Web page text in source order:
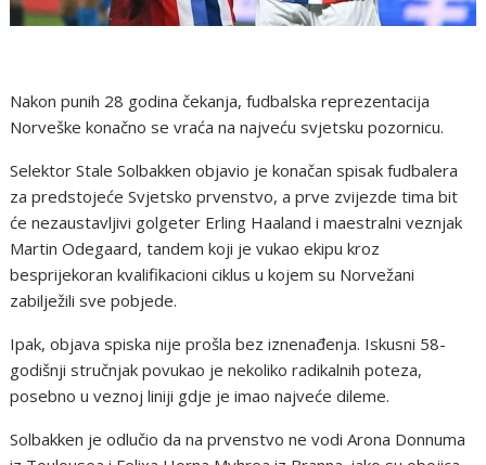
Nakon punih 28 godina čekanja, fudbalska reprezentacija
Norveške konačno se vraća na najveću svjetsku pozornicu.
Selektor Stale Solbakken objavio je konačan spisak fudbalera
za predstojeće Svjetsko prvenstvo, a prve zvijezde tima bit
će nezaustavljivi golgeter Erling Haaland i maestralni veznjak
Martin Odegaard, tandem koji je vukao ekipu kroz
besprijekoran kvalifikacioni ciklus u kojem su Norvežani
zabilježili sve pobjede.
Ipak, objava spiska nije prošla bez iznenađenja. Iskusni 58-
godišnji stručnjak povukao je nekoliko radikalnih poteza,
posebno u veznoj liniji gdje je imao najveće dileme.
Solbakken je odlučio da na prvenstvo ne vodi Arona Donnuma